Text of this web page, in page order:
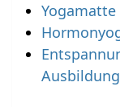
Ausbildung